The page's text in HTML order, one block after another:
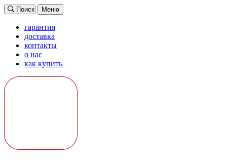
Поиск Меню
гарантия
доставка
контакты
о нас
как купить